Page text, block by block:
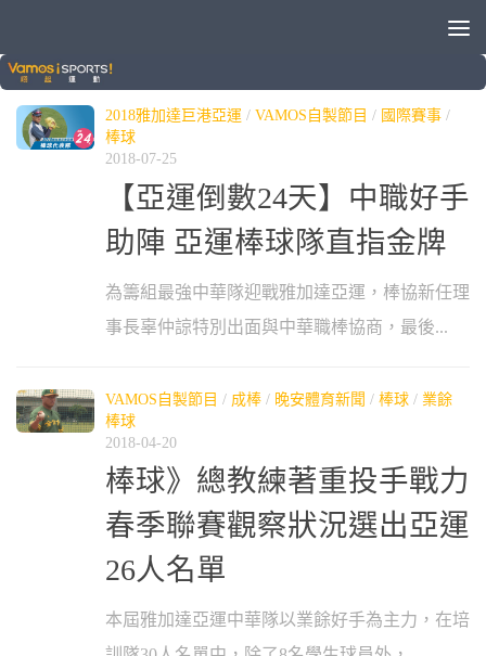
標籤：合庫
2018雅加達巨港亞運 / VAMOS自製節目 / 國際賽事 /
棒球
2018-07-25
【亞運倒數24天】中職好手
助陣 亞運棒球隊直指金牌
為籌組最強中華隊迎戰雅加達亞運，棒協新任理
事長辜仲諒特別出面與中華職棒協商，最後...
VAMOS自製節目 / 成棒 / 晚安體育新聞 / 棒球 / 業餘
棒球
2018-04-20
棒球》總教練著重投手戰力
春季聯賽觀察狀況選出亞運
26人名單
本屆雅加達亞運中華隊以業餘好手為主力，在培